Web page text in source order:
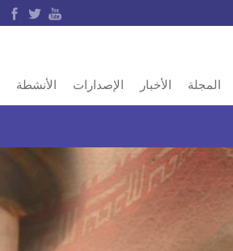
المجلة الأخبار الإصدارات الأنشطة